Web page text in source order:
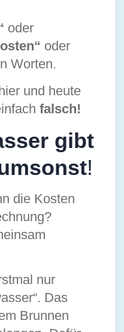
oder
oder
Worten.
und heute
falsch!
gibt
!
die Kosten
nur
Das
Brunnen